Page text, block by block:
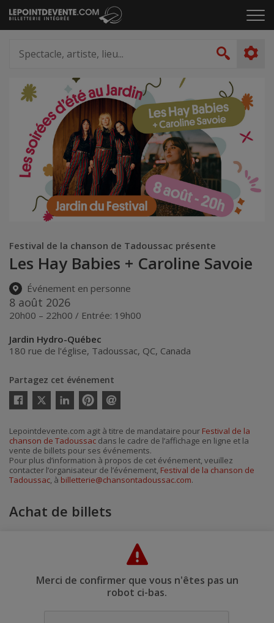
Passer
au
le
artiste,
lieu...
Festival de la chanson de Tadoussac présente
Les Hay Babies + Caroline Savoie
Événement en personne
8 août 2026
20h00 – 22h00 / Entrée: 19h00
Jardin Hydro-Québec
180 rue de l'église, Tadoussac, QC, Canada
Partagez cet événement
Twitter
courriel
Lepointdevente.com agit à titre de mandataire pour Festival de la
chanson de Tadoussac dans le cadre de l’affichage en ligne et la
vente de billets pour ses événements.
Pour plus d’information à propos de cet événement, veuillez
contacter l’organisateur de l’événement, Festival de la chanson de
Tadoussac, à billetterie@chansontadoussac.com.
Achat de billets
Merci de confirmer que vous n'êtes pas un
robot ci-bas.